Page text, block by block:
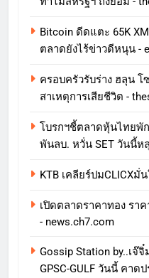
Bitcoin ดีดแตะ 65K
ตลาดยังไร้ข่าวดีหนุน -
ครอบครัวรับร่าง ฮลุน
สาเหตุการเสียชีวิต -
โบรกฯชี้ตลาดหุ้นไทยพั
พันลบ. หวั่น SET วันนี้ห
KTB เคลียร์ปมCLICXมั่
เปิดตลาดราคาทอง รา
- news.ch7.com
Gossip Station by..เจ๊จิ๋
GPSC-GULF วันนี้ คาด